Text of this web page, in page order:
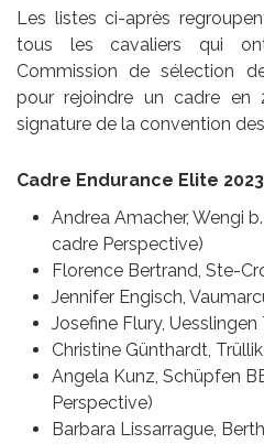
Les listes ci-après
tous les cavaliers qui
Commission de sélection
pour rejoindre un cadre en
signature de la convention
Cadre Endurance Elite 2023
Andrea Amacher, Wengi
cadre Perspective)
Florence Bertrand, Ste-
Jennifer Engisch,
Josefine Flury, Uesslingen
Christine Günthardt,
Angela Kunz, Schüpfen
Perspective)
Barbara Lissarrague,